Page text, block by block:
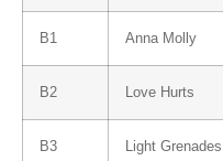
B1 Anna Molly
B2 Love Hurts
B3 Light Grenades